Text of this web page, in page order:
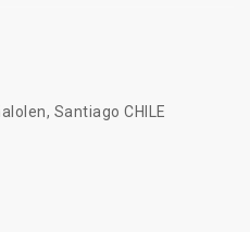
Santiago CHILE